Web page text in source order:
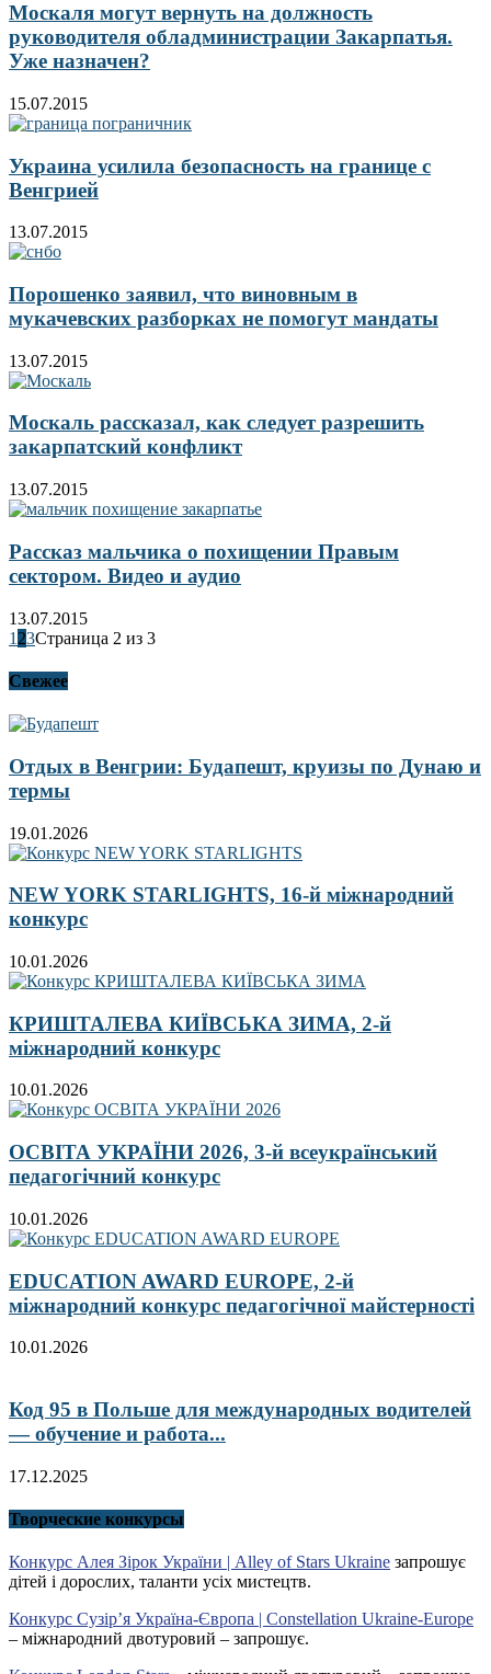
Москаля могут вернуть на должность
руководителя обладминистрации Закарпатья.
Уже назначен?
15.07.2015
Украина усилила безопасность на границе с
Венгрией
13.07.2015
Порошенко заявил, что виновным в
мукачевских разборках не помогут мандаты
13.07.2015
Москаль рассказал, как следует разрешить
закарпатский конфликт
13.07.2015
Рассказ мальчика о похищении Правым
сектором. Видео и аудио
13.07.2015
1 23Страница 2 из 3
Свежее
Отдых в Венгрии: Будапешт, круизы по Дунаю и
термы
19.01.2026
NEW YORK STARLIGHTS, 16-й міжнародний
конкурс
10.01.2026
КРИШТАЛЕВА КИЇВСЬКА ЗИМА, 2-й
міжнародний конкурс
10.01.2026
ОСВІТА УКРАЇНИ 2026, 3-й всеукраїнський
педагогічний конкурс
10.01.2026
EDUCATION AWARD EUROPE, 2-й
міжнародний конкурс педагогічної майстерності
10.01.2026
Код 95 в Польше для международных водителей
— обучение и работа...
17.12.2025
Творческие конкурсы
Конкурс Алея Зірок України | Alley of Stars Ukraine запрошує
дітей і дорослих, таланти усіх мистецтв.
Конкурс Сузір’я Україна-Європа | Constellation Ukraine-Europe
– міжнародний двотуровий – запрошує.